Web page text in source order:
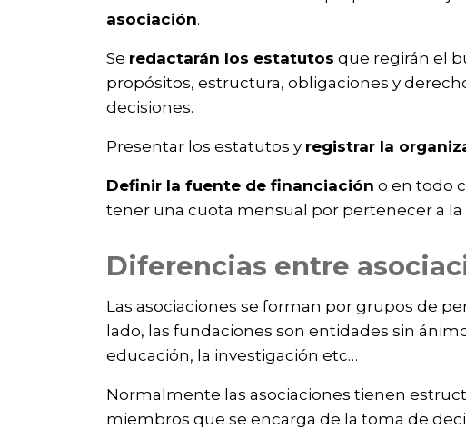
asociación.
Se redactarán los estatutos que regirán el
propósitos, estructura, obligaciones y
decisiones.
Presentar los estatutos y registrar la
Definir la fuente de financiación o en todo
tener una cuota mensual por pertenecer a la
Diferencias entre
Las asociaciones se forman por grupos de
lado, las fundaciones son entidades sin
educación, la investigación etc…
Normalmente las asociaciones tienen
miembros que se encarga de la toma de